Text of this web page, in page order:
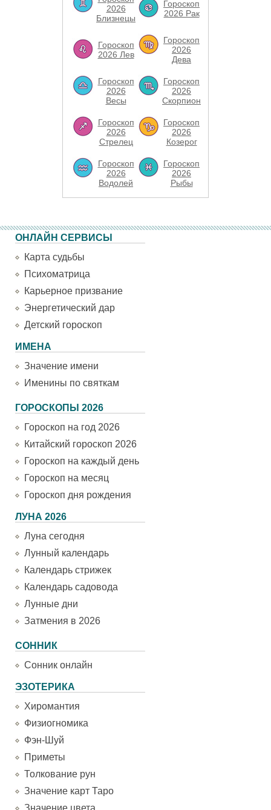
2026
Близнецы
Гороскоп
2026 Рак
Гороскоп
2026 Лев
Гороскоп
2026
Дева
Гороскоп
2026
Весы
Гороскоп
2026
Скорпион
Гороскоп
2026
Стрелец
Гороскоп
2026
Козерог
Гороскоп
2026
Водолей
Гороскоп
2026
Рыбы
ОНЛАЙН СЕРВИСЫ
Карта судьбы
Психоматрица
Карьерное призвание
Энергетический дар
Детский гороскоп
ИМЕНА
Значение имени
Именины по святкам
ГОРОСКОПЫ 2026
Гороскоп на год 2026
Китайский гороскоп 2026
Гороскоп на каждый день
Гороскоп на месяц
Гороскоп дня рождения
ЛУНА 2026
Луна сегодня
Лунный календарь
Календарь стрижек
Календарь садовода
Лунные дни
Затмения в 2026
СОННИК
Сонник онлайн
ЭЗОТЕРИКА
Хиромантия
Физиогномика
Фэн-Шуй
Приметы
Толкование рун
Значение карт Таро
Значение цвета